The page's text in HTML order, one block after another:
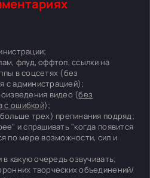
флуд, оффтоп, ссылки на
в соцсетях (без
с администрацией);
видео (без
с ошибкой);
трех) препинания подряд;
и спрашивать "когда появится
по мере возможности, сил и
какую очередь озвучивать;
творческих объединений/